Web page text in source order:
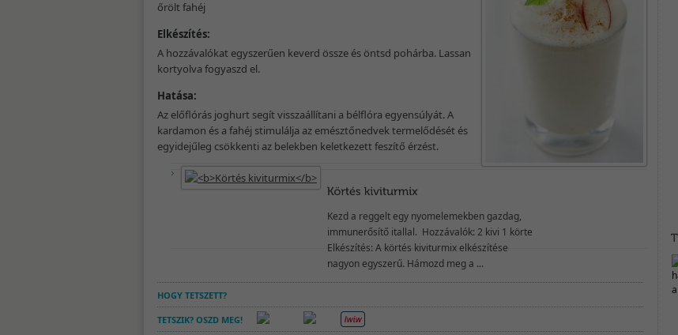
őrölt fahéj
Elkészítés:
A hozzávalókat egyszerűen keverd össze és öntsd pohárba. Lassan
kortyolva fogyaszd el.
Hatása:
Az előflórás joghurt segít visszaállítani a bélflóra egyensúlyát. A
kardamon és a fahéj stimulálja az emésztőnedvek termelődését és
egyidejűleg csökkenti az belekben keletkezett feszítő érzést.
Kezd a reggelt egy nyomelemekben gazdag,
immunerősítő itallal. Hozzávalók: 2 kivi 1 körte
Elkészítés: A körtés kiviturmix elkészítése
nagyon egyszerű. Hámozd meg a ...
HOGY TETSZETT?
TETSZIK? OSZD MEG!